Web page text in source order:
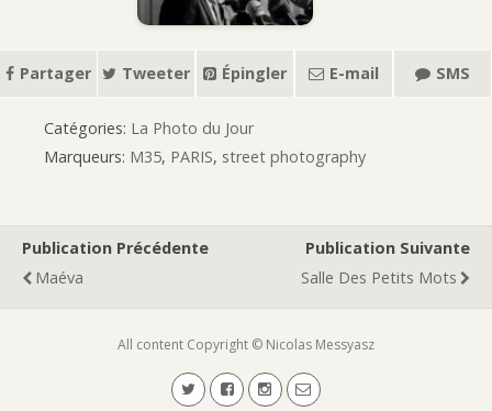
Partager Tweeter Épingler E-mail SMS
Catégories: La Photo du Jour
Marqueurs: M35, PARIS, street photography
Publication Précédente
Maéva
Publication Suivante
Salle Des Petits Mots
All content Copyright © Nicolas Messyasz